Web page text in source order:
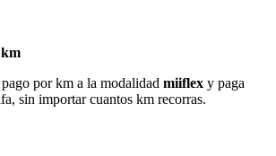
por km a la modalidad miiflex y paga
sin importar cuantos km recorras.